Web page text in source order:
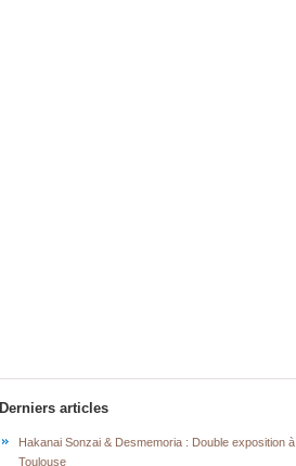
Derniers articles
Hakanai Sonzai & Desmemoria : Double exposition à
Toulouse